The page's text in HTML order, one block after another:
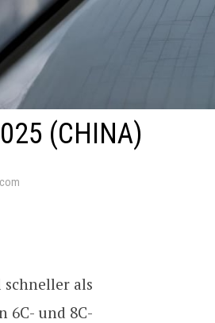
(CHINA)
schneller als
6C- und 8C-